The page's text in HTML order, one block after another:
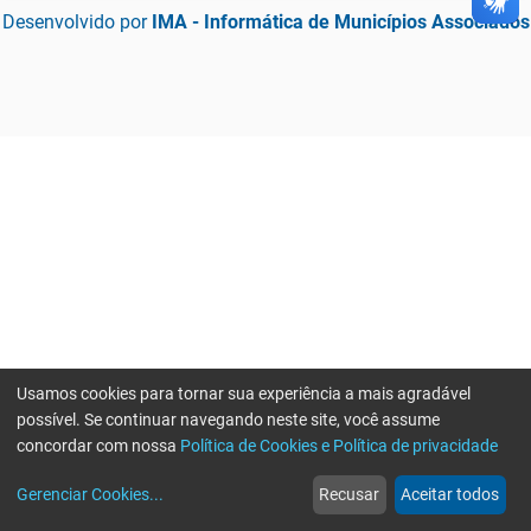
Desenvolvido por IMA - Informática de Municípios Associados
web
Notícias
more_horiz
Mais
Usamos cookies para tornar sua experiência a mais agradável
possível. Se continuar navegando neste site, você assume
concordar com nossa Política de Cookies e Política de privacidade
Gerenciar Cookies... Recusar Aceitar todos